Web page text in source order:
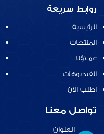
روابط سريعة
الرئيسية
المنتجات
عملاؤنا
الفيديوهات
اطلب الان
تواصل معنا
العنوان